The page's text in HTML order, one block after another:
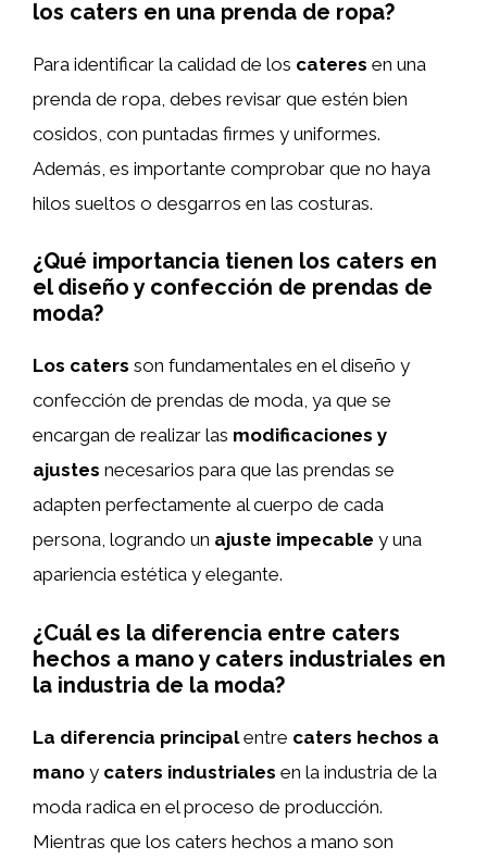
los caters en una prenda de ropa?
Para identificar la calidad de los cateres en una
prenda de ropa, debes revisar que estén bien
cosidos, con puntadas firmes y uniformes.
Además, es importante comprobar que no haya
hilos sueltos o desgarros en las costuras.
¿Qué importancia tienen los caters en
el diseño y confección de prendas de
moda?
Los caters son fundamentales en el diseño y
confección de prendas de moda, ya que se
encargan de realizar las modificaciones y
ajustes necesarios para que las prendas se
adapten perfectamente al cuerpo de cada
persona, logrando un ajuste impecable y una
apariencia estética y elegante.
¿Cuál es la diferencia entre caters
hechos a mano y caters industriales en
la industria de la moda?
La diferencia principalentre caters hechos a
mano y caters industriales en la industria de la
moda radica en el proceso de producción.
Mientras que los caters hechos a mano son